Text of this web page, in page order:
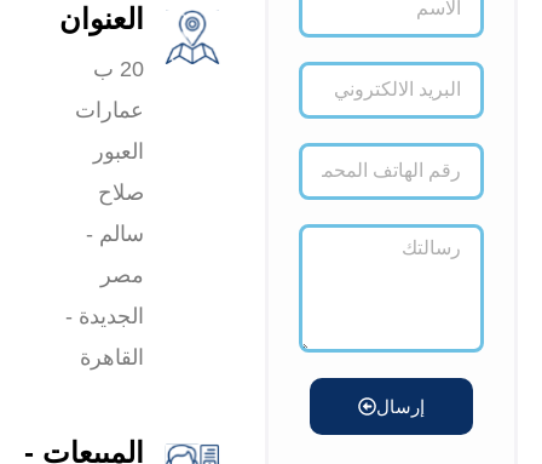
إرسال
العنوان
20 ب
عمارات
العبور
صلاح
سالم -
مصر
الجديدة -
القاهرة
المبيعات -